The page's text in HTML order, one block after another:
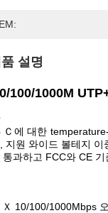
설명
100/1000M
Ｃ에 대한
지원 와이드 볼테지
통과하고 FCC와 CE
Ｘ 10/100/1000Mbps